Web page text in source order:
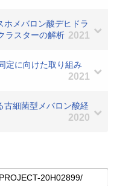
ホメバロン酸デヒドラ
ラスターの解析 2021
定に向けた取り組み
2021
古細菌型メバロン酸経
2020